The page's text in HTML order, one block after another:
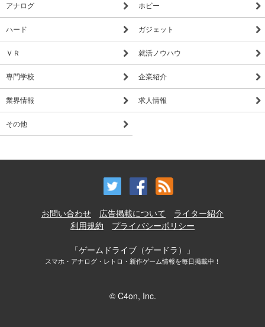
アナログ ホビー
ハード ガジェット
ＶＲ 就活ノウハウ
専門学校 企業紹介
業界情報 求人情報
その他
お問い合わせ 広告掲載について
ライター紹介
利用規約
プライバシーポリシー
「ゲームドライブ（ゲードラ）」
スマホ・アナログ・レトロ・新作ゲーム情報を毎日掲載中！
© C4on, Inc.